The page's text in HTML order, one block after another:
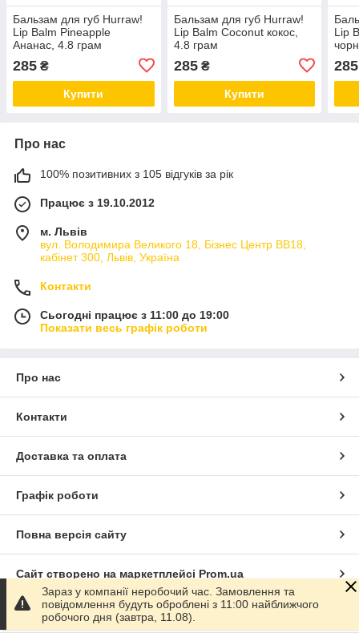
Бальзам для губ Hurraw!
Lip Balm Pineapple
Ананас, 4.8 грам
285 ₴
Купити
Бальзам для губ Hurraw!
Lip Balm Coconut кокос,
4.8 грам
285₴
Купити
Lip
285
Про нас
100% позитивних з 105 відгуків за рік
Працює з 19.10.2012
м. Львів
вул. Володимира Великого 18, Бізнес Центр ВВ18,
кабінет 300, Львів, Україна
Контакти
Сьогодні працює з 11:00 до 19:00
Показати весь графік роботи
Про нас
Контакти
Доставка та оплата
Графік роботи
Повна версія сайту
Сайт створено на маркетплейсі Prom.ua
Політика конфіденційності
Зараз у компанії неробочий час. Замовлення та
повідомлення будуть оброблені з 11:00 найближчого
робочого дня (завтра, 11.08).